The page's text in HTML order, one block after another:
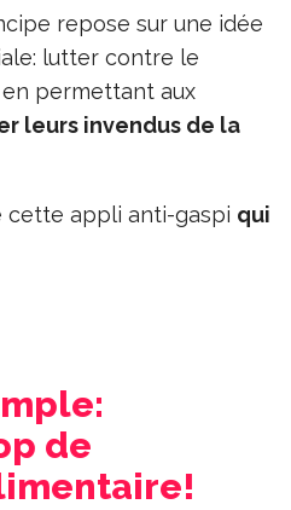
repose sur une idée
lutter contre le
permettant aux
leurs invendus de la
cette appli anti-gaspi qui
de